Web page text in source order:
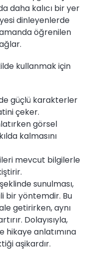
daha kalıcı bir yer
dinleyenlerde
öğrenilen
kullanmak için
güçlü karakterler
çeker.
görsel
kalmasını
mevcut bilgilerle
sunulması,
bir yöntemdir. Bu
getirirken, aynı
Dolayısıyla,
anlatımına
aşikardır.